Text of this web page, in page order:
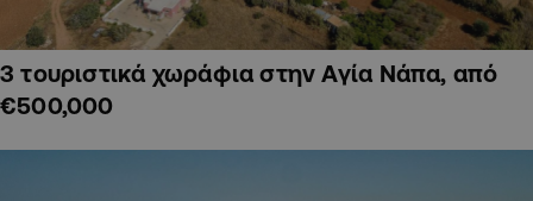
3 τουριστικά χωράφια στην Αγία Νάπα, από
€500,000